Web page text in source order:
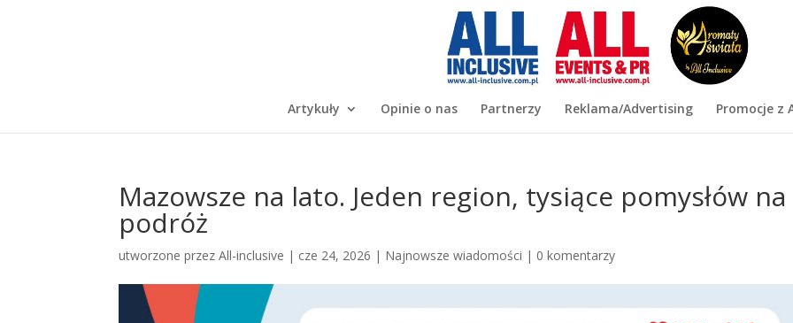
Artykuły Opinie o nas Partnerzy Reklama/Advertising Promocje z
Mazowsze na lato. Jeden region, tysiące pomysłów na
podróż
utworzone przezAll-inclusive | cze 24, 2026 | Najnowsze wiadomości | 0 komentarzy